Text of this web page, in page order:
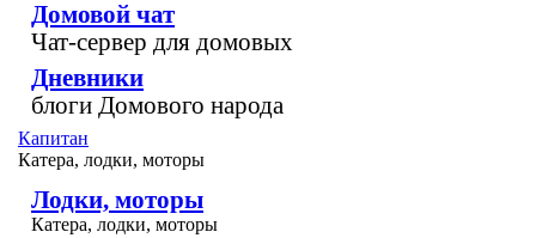
Домовой чат
Чат-сервер для домовых
Дневники
блоги Домового народа
Капитан
Катера, лодки, моторы
Лодки, моторы
Катера, лодки, моторы